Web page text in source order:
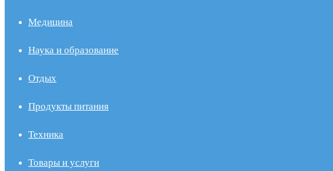
Медицина
Наука и образование
Отдых
Продукты питания
Техника
Товары и услуги